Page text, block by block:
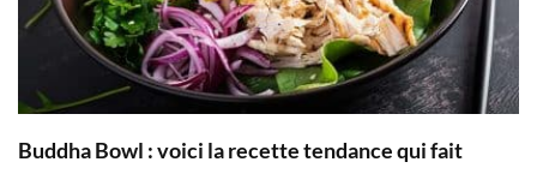
Buddha Bowl : voici la recette tendance qui fait